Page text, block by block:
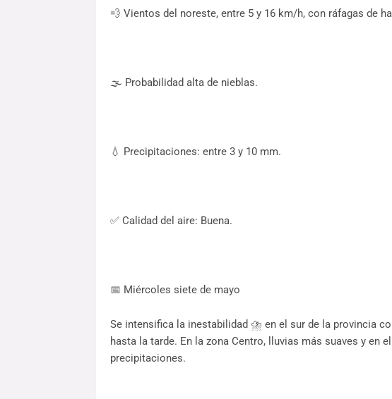
💨 Vientos del noreste, entre 5 y 16 km/h, con ráfagas de
🌫️ Probabilidad alta de nieblas.
💧 Precipitaciones: entre 3 y 10 mm.
✅ Calidad del aire: Buena.
📅 Miércoles siete de mayo
Se intensifica la inestabilidad ⛈️ en el sur de la provincia
hasta la tarde. En la zona Centro, lluvias más suaves y en
precipitaciones.